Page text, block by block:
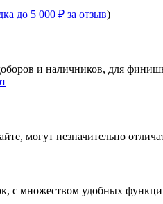
до 5 000 ₽ за отзыв)
и наличников, для
могут незначительно
с множеством удобных